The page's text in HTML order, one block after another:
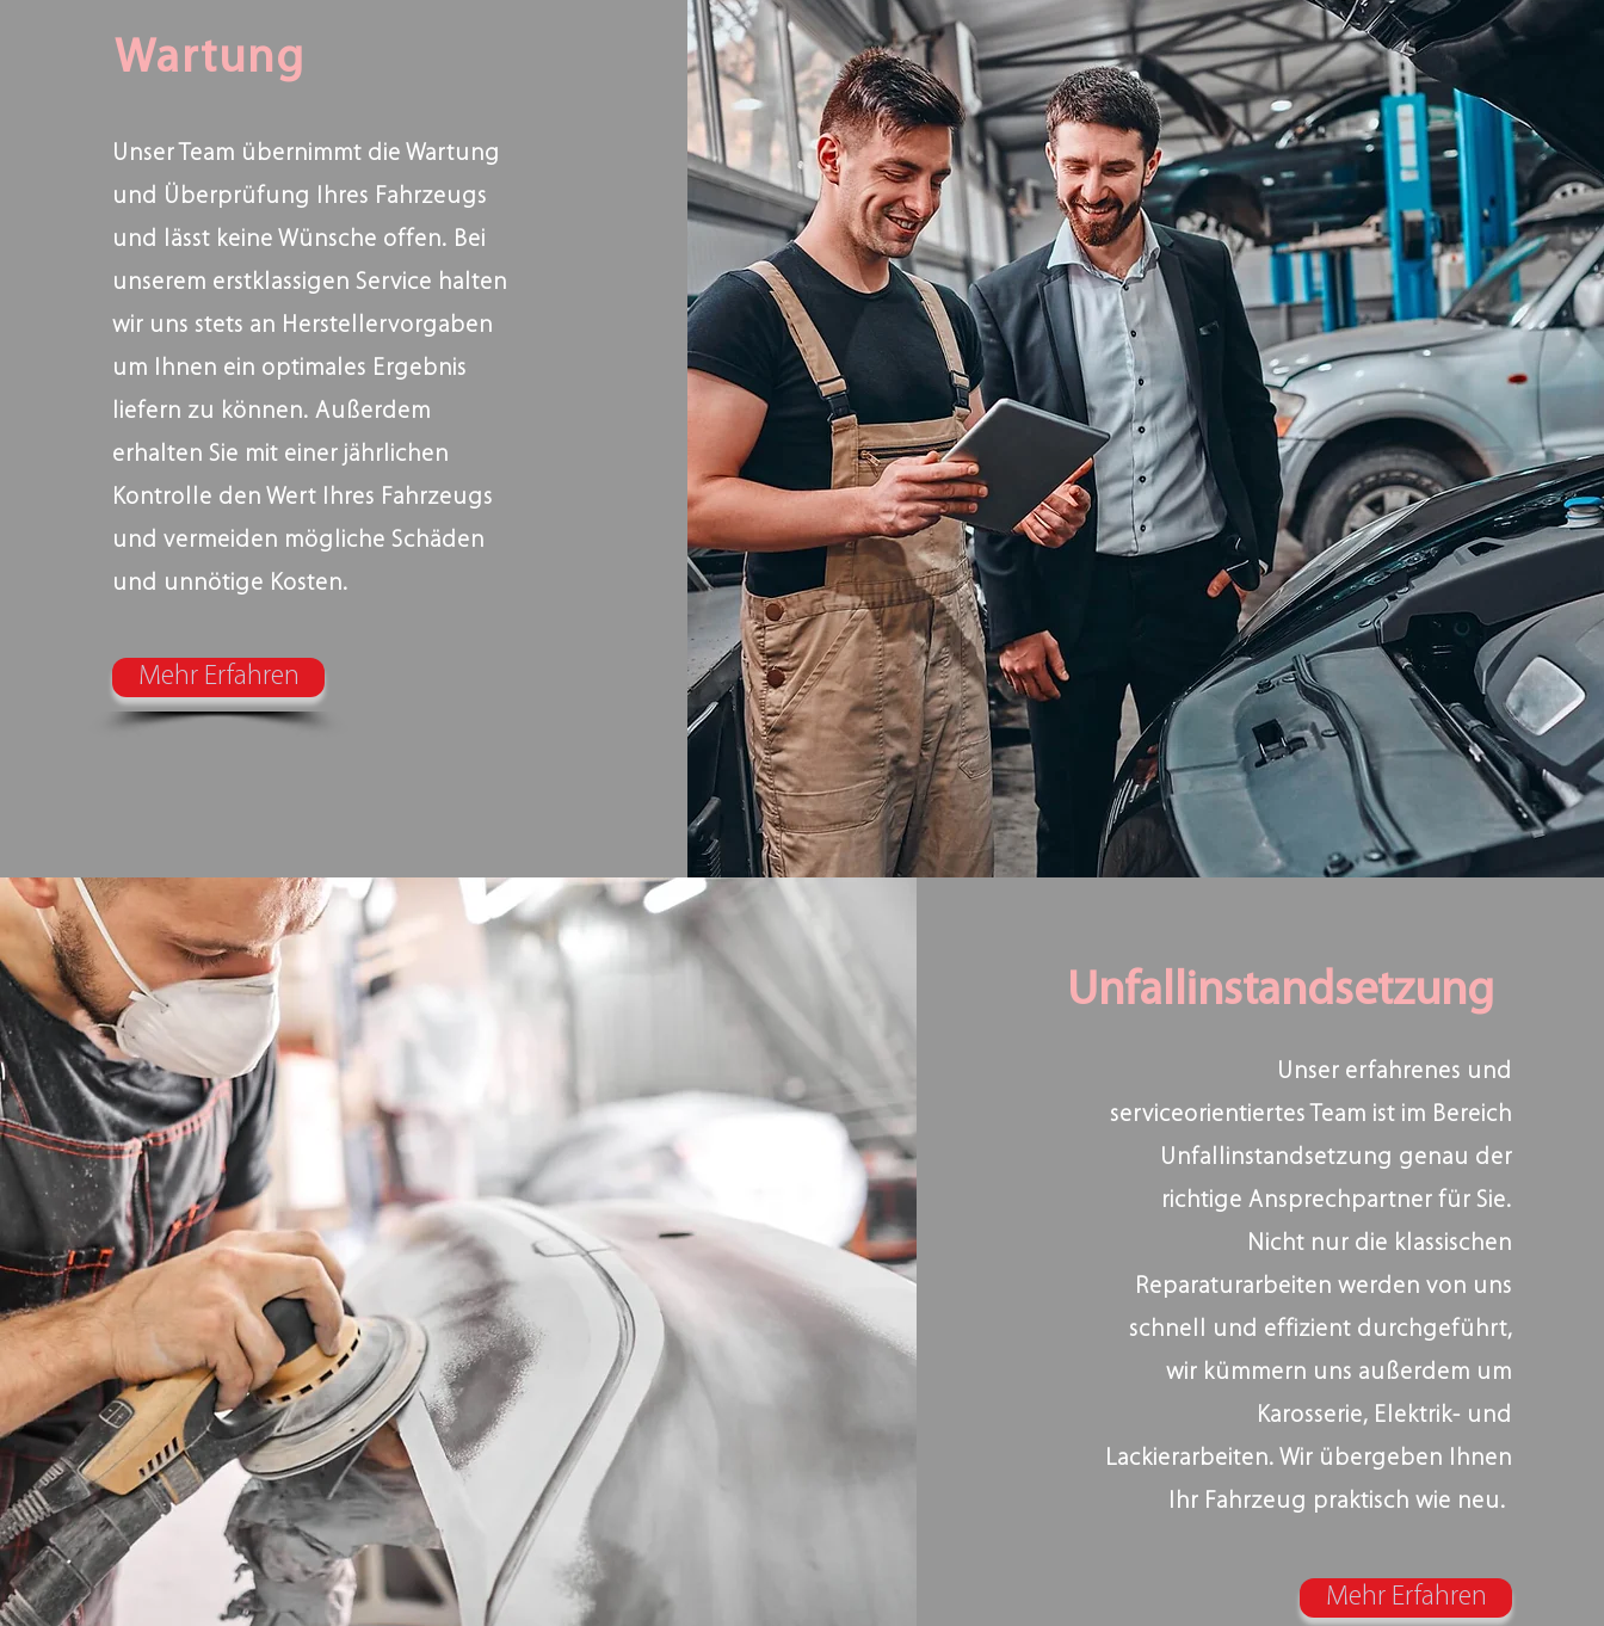
Wartung
Unser Team übernimmt die Wartung
und Überprüfung Ihres Fahrzeugs
und lässt keine Wünsche offen. Bei
unserem erstklassigen Service halten
wir uns stets an Herstellervorgaben
um Ihnen ein optimales Ergebnis
liefern zu können. Außerdem
erhalten Sie mit einer jährlichen
Kontrolle den Wert Ihres Fahrzeugs
und vermeiden mögliche Schäden
und unnötige Kosten.
Mehr Erfahren
Unfallinstandsetzung
Unser erfahrenes und
serviceorientiertes Team ist im Bereich
Unfallinstandsetzung genau der
richtige Ansprechpartner für Sie.
Nicht nur die klassischen
Reparaturarbeiten werden von uns
schnell und effizient durchgeführt,
wir kümmern uns außerdem um
Karosserie, Elektrik- und
Lackierarbeiten. Wir übergeben Ihnen
Ihr Fahrzeug praktisch wie neu.
Mehr Erfahren